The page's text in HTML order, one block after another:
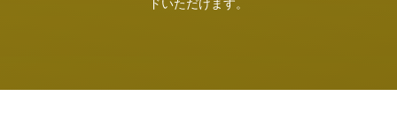
ドいただけます。